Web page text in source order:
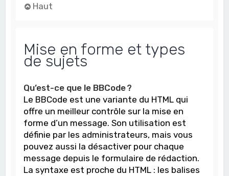
Haut
Mise en forme et types
de sujets
Qu’est-ce que le BBCode ?
Le BBCode est une variante du HTML qui
offre un meilleur contrôle sur la mise en
forme d’un message. Son utilisation est
définie par les administrateurs, mais vous
pouvez aussi la désactiver pour chaque
message depuis le formulaire de rédaction.
La syntaxe est proche du HTML : les balises